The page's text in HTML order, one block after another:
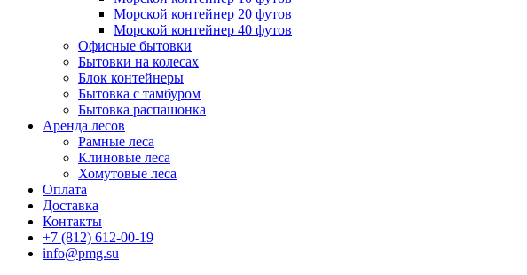
Морской контейнер 20 футов
Морской контейнер 40 футов
Офисные бытовки
Бытовки на колесах
Блок контейнеры
Бытовка с тамбуром
Бытовка распашонка
Аренда лесов
Рамные леса
Клиновые леса
Хомутовые леса
Оплата
Доставка
Контакты
+7 (812) 612-00-19
info@pmg.su